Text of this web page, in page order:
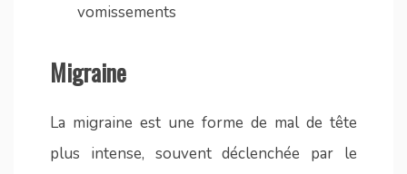
vomissements
Migraine
La migraine est une forme de mal de tête
plus intense, souvent déclenchée par le